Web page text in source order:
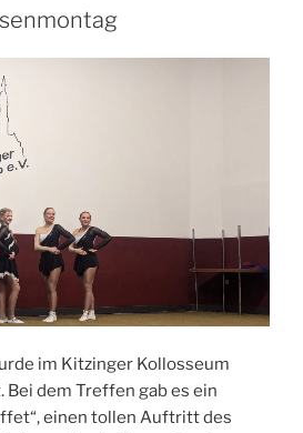
im Kitzinger Kollosseum
dem Treffen gab es ein
einen tollen Auftritt des